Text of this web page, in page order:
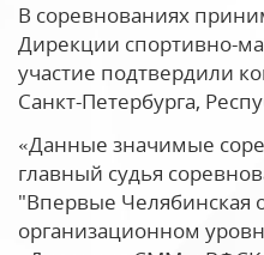
В соревнованиях
Дирекции спортивно-
участие подтвердили
Санкт-Петербурга,
«Данные значимые
главный судья
"Впервые Челябинская
организационном